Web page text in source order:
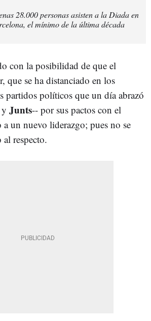
28.000 personas asisten a la Diada en
el mínimo de la última década
con la posibilidad de que el
que se ha distanciado en los
partidos políticos que un día abrazó
y Junts-- por sus pactos con el
a un nuevo liderazgo; pues no se
respecto.